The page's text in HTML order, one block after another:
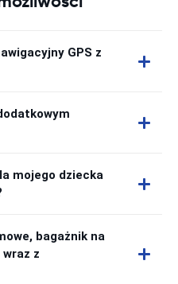
GPS z
mojego dziecka
bagażnik na
z